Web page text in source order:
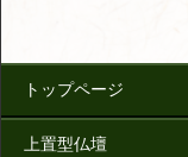
トップページ
上置型仏壇